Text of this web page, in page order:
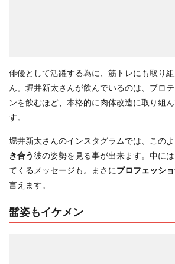
俳優として活躍する為に、筋トレにも取り
ん。堀井新太さんが飲んでいるのは、プロ
ンを飲むほど、本格的に肉体改造に取り組
す。
堀井新太さんのインスタグラムでは、この
き合う彼の姿勢を見る事が出来ます。中に
てくるメッセージも。まさにプロフェッシ
言えます。
髷姿もイケメン